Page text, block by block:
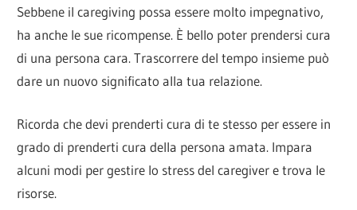
Sebbene il caregiving possa essere molto impegnativo,
ha anche le sue ricompense. È bello poter prendersi cura
di una persona cara. Trascorrere del tempo insieme può
dare un nuovo significato alla tua relazione.
Ricorda che devi prenderti cura di te stesso per essere in
grado di prenderti cura della persona amata. Impara
alcuni modi per gestire lo stress del caregiver e trova le
risorse.